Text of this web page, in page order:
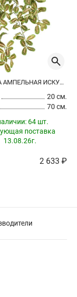
МАРАНТА АМПЕЛЬНАЯ ИСКУССТВЕННАЯ
20 см.
70 см.
64 шт.
поставка
13.08.26г.
2 633 ₽